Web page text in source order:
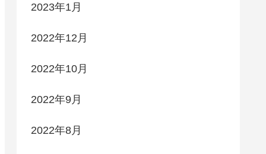
2023年1月
2022年12月
2022年10月
2022年9月
2022年8月